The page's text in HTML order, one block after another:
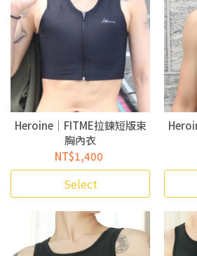
Heroine｜FITME拉鍊短版束
胸內衣
NT$1,400
Select